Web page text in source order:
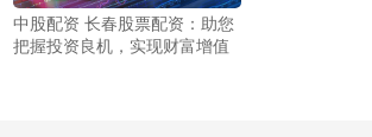
中股配资 长春股票配资：助您
把握投资良机，实现财富增值